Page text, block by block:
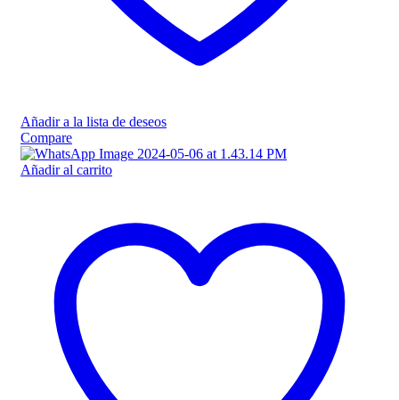
Añadir a la lista de deseos
Compare
Añadir al carrito